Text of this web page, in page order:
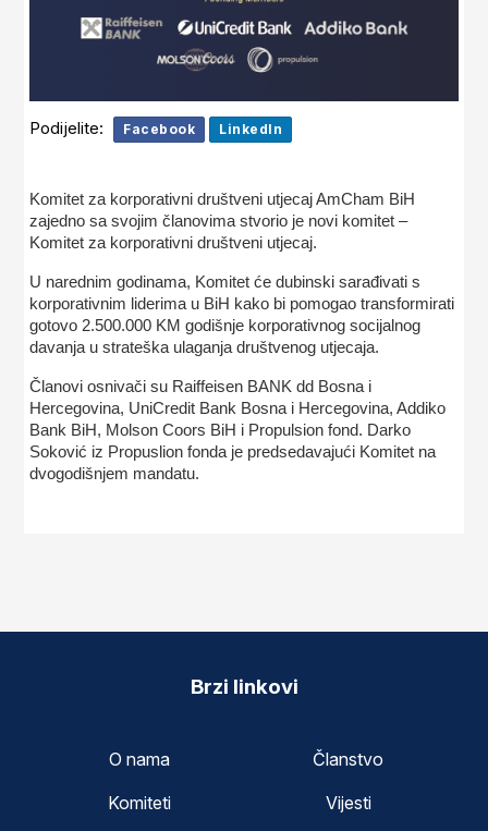
Podijelite: Facebook LinkedIn
Komitet za korporativni društveni utjecaj AmCham BiH
zajedno sa svojim članovima stvorio je novi komitet –
Komitet za korporativni društveni utjecaj.
U narednim godinama, Komitet će dubinski sarađivati s
korporativnim liderima u BiH kako bi pomogao transformirati
gotovo 2.500.000 KM godišnje korporativnog socijalnog
davanja u strateška ulaganja društvenog utjecaja.
Članovi osnivači su Raiffeisen BANK dd Bosna i
Hercegovina, UniCredit Bank Bosna i Hercegovina, Addiko
Bank BiH, Molson Coors BiH i Propulsion fond. Darko
Soković iz Propuslion fonda je predsedavajući Komitet na
dvogodišnjem mandatu.
Brzi linkovi
O nama
Članstvo
Komiteti
Vijesti